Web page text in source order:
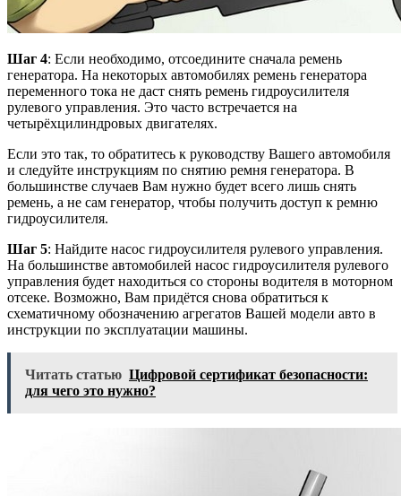
Шаг 4: Если необходимо, отсоедините сначала ремень
генератора. На некоторых автомобилях ремень генератора
переменного тока не даст снять ремень гидроусилителя
рулевого управления. Это часто встречается на
четырёхцилиндровых двигателях.
Если это так, то обратитесь к руководству Вашего автомобиля
и следуйте инструкциям по снятию ремня генератора. В
большинстве случаев Вам нужно будет всего лишь снять
ремень, а не сам генератор, чтобы получить доступ к ремню
гидроусилителя.
Шаг 5: Найдите насос гидроусилителя рулевого управления.
На большинстве автомобилей насос гидроусилителя рулевого
управления будет находиться со стороны водителя в моторном
отсеке. Возможно, Вам придётся снова обратиться к
схематичному обозначению агрегатов Вашей модели авто в
инструкции по эксплуатации машины.
Читать статью Цифровой сертификат безопасности:
для чего это нужно?